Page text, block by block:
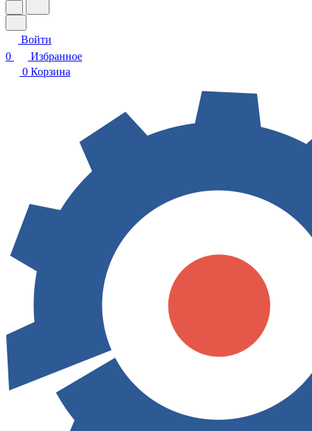
Войти
0
Избранное
0 Корзина